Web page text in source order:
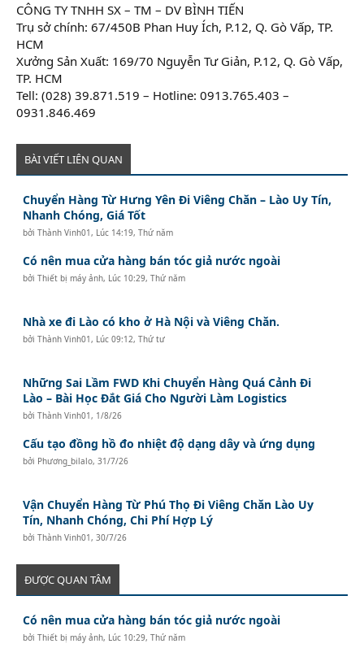
CÔNG TY TNHH SX – TM – DV BÌNH TIẾN
Trụ sở chính: 67/450B Phan Huy Ích, P.12, Q. Gò Vấp, TP.
HCM
Xưởng Sản Xuất: 169/70 Nguyễn Tư Giản, P.12, Q. Gò Vấp,
TP. HCM
Tell: (028) 39.871.519 – Hotline: 0913.765.403 –
0931.846.469
BÀI VIẾT LIÊN QUAN
Chuyển Hàng Từ Hưng Yên Đi Viêng Chăn – Lào Uy Tín,
Nhanh Chóng, Giá Tốt
bởiThành Vinh01 , Lúc 14:19, Thứ năm
Có nên mua cửa hàng bán tóc giả nước ngoài
bởiThiết bị máy ảnh, Lúc 10:29, Thứ năm
Nhà xe đi Lào có kho ở Hà Nội và Viêng Chăn.
bởiThành Vinh01 , Lúc 09:12, Thứ tư
Những Sai Lầm FWD Khi Chuyển Hàng Quá Cảnh Đi
Lào – Bài Học Đắt Giá Cho Người Làm Logistics
bởiThành Vinh01 , 1/8/26
Cấu tạo đồng hồ đo nhiệt độ dạng dây và ứng dụng
bởi Phương_bilalo,31/7/26
Vận Chuyển Hàng Từ Phú Thọ Đi Viêng Chăn Lào Uy
Tín, Nhanh Chóng, Chi Phí Hợp Lý
bởiThành Vinh01 ,30/7/26
ĐƯỢC QUAN TÂM
Có nên mua cửa hàng bán tóc giả nước ngoài
bởiThiết bị máy ảnh, Lúc 10:29, Thứ năm